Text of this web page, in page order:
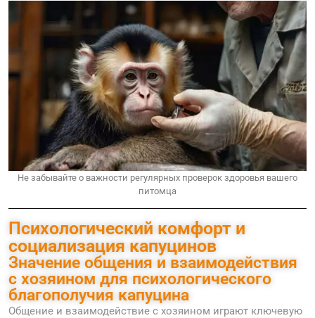
Не забывайте о важности регулярных проверок здоровья вашего
питомца
Психологический комфорт и
социализация капуцинов
Значение общения и взаимодействия
с хозяином для психологического
благополучия капуцина
Общение и взаимодействие с хозяином играют ключевую